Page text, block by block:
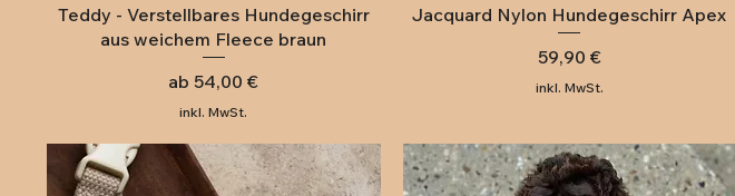
Schnellansicht
Teddy - Verstellbares Hundegeschirr
aus weichem Fleece braun
ab 54,00 €
Sale-Preis
inkl. MwSt.
Schnellansicht
Jacquard Nylon Hundegeschirr Apex
Preis
59,90 €
inkl. MwSt.